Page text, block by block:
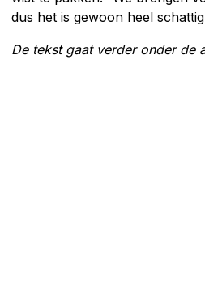
dus het is gewoon heel
De tekst gaat verder onder de